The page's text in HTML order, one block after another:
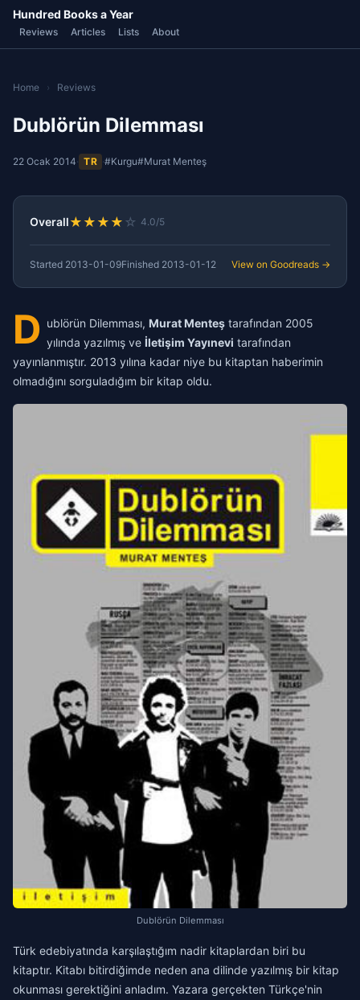
Hundred Books a Year
Reviews Articles Lists About
Home › Reviews
Dublörün Dilemması
22 Ocak 2014· TR ·#Kurgu#Murat Menteş
Overall★ ★ ★ ★ ☆ 4.0/5
Started 2013-01-09Finished 2013-01-12 View on Goodreads →
D ublörün Dilemması, Murat Menteştarafından 2005
yılında yazılmış ve İletişim Yayınevi tarafından
yayınlanmıştır. 2013 yılına kadar niye bu kitaptan haberimin
olmadığını sorguladığım bir kitap oldu.
Dublörün Dilemması
Türk edebiyatında karşılaştığım nadir kitaplardan biri bu
kitaptır. Kitabı bitirdiğimde neden ana dilinde yazılmış bir kitap
okunması gerektiğini anladım. Yazara gerçekten Türkçe'nin